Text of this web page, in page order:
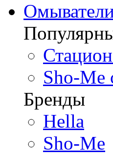
Sho-Me
Бренды
Hella
Sho-Me